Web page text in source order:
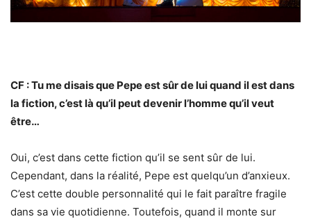
CF : Tu me disais que Pepe est sûr de lui quand il est dans
la fiction, c’est là qu’il peut devenir l’homme qu’il veut
être…
Oui, c’est dans cette fiction qu’il se sent sûr de lui.
Cependant, dans la réalité, Pepe est quelqu’un d’anxieux.
C’est cette double personnalité qui le fait paraître fragile
dans sa vie quotidienne. Toutefois, quand il monte sur